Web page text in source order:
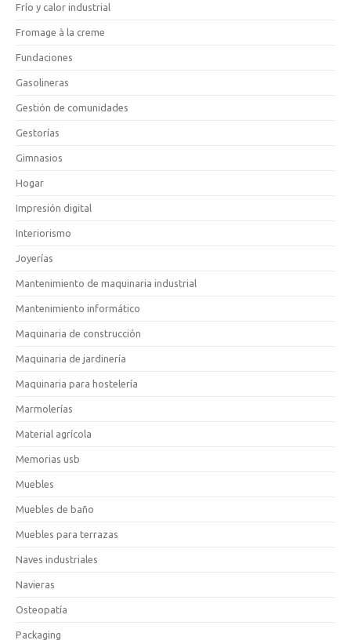
Frío y calor industrial
Fromage à la creme
Fundaciones
Gasolineras
Gestión de comunidades
Gestorías
Gimnasios
Hogar
Impresión digital
Interiorismo
Joyerías
Mantenimiento de maquinaria industrial
Mantenimiento informático
Maquinaria de construcción
Maquinaria de jardinería
Maquinaria para hostelería
Marmolerías
Material agrícola
Memorias usb
Muebles
Muebles de baño
Muebles para terrazas
Naves industriales
Navieras
Osteopatía
Packaging